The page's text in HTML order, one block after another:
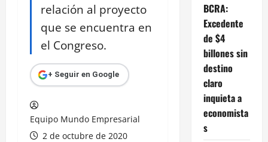
relación al proyecto
que se encuentra en
el Congreso.
+ Seguir en Google
Equipo Mundo Empresarial
2 de octubre de 2020
BCRA:
Excedente
de $4
billones sin
destino
claro
inquieta a
economista
s